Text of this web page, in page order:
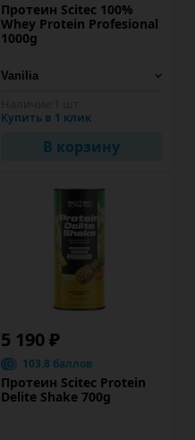
Протеин Scitec 100%
Whey Protein Profesional
1000g
Купить в 1 клик
В корзину
5 190 ₽
103.8 баллов
Протеин Scitec Protein
Delite Shake 700g